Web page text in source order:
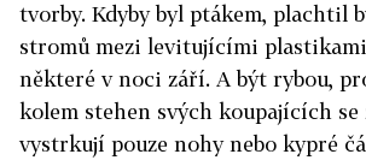
tvorby. Kdyby byl ptákem, plachtil
stromů mezi levitujícími
některé v noci září. A být rybou,
kolem stehen svých koupajících se
vystrkují pouze nohy nebo kypré